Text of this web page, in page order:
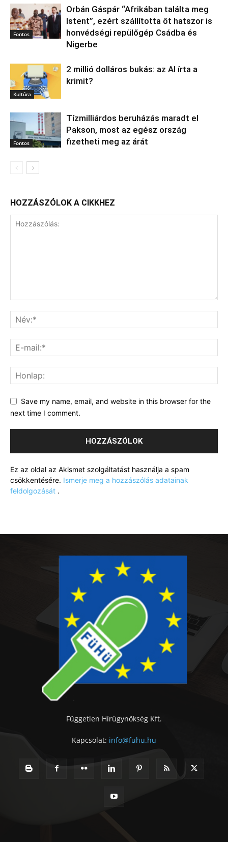
Fontos
Orbán Gáspár “Afrikában találta meg
Istent”, ezért szállította őt hatszor is
honvédségi repülőgép Csádba és
Nigerbe
Kultúra
2 millió dolláros bukás: az AI írta a
krimit?
Fontos
Tízmilliárdos beruházás maradt el
Pakson, most az egész ország
fizetheti meg az árát
HOZZÁSZÓLOK A CIKKHEZ
Save my name, email, and website in this browser for the
next time I comment.
Ez az oldal az Akismet szolgáltatást használja a spam
csökkentésére. Ismerje meg a hozzászólás adatainak
feldolgozását .
Független Hírügynökség Kft.
Kapcsolat: info@fuhu.hu